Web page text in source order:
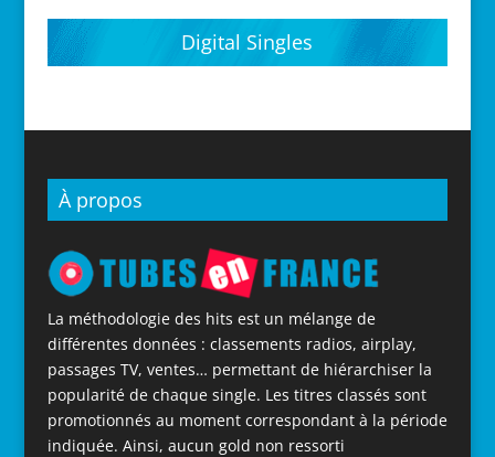
Digital Singles
À propos
La méthodologie des hits est un mélange de
différentes données : classements radios, airplay,
passages TV, ventes… permettant de hiérarchiser la
popularité de chaque single. Les titres classés sont
promotionnés au moment correspondant à la période
indiquée. Ainsi, aucun gold non ressorti